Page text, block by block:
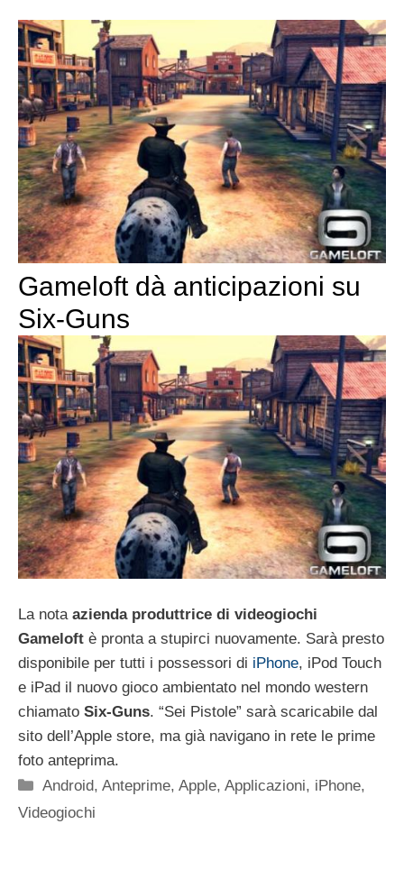
Gameloft dà anticipazioni su
Six-Guns
La nota azienda produttrice di videogiochi
Gameloft è pronta a stupirci nuovamente. Sarà presto
disponibile per tutti i possessori di iPhone, iPod Touch
e iPad il nuovo gioco ambientato nel mondo western
chiamato Six-Guns. “Sei Pistole” sarà scaricabile dal
sito dell’Apple store, ma già navigano in rete le prime
foto anteprima.
Categorie
Android,Anteprime,Apple,Applicazioni, iPhone,
Videogiochi